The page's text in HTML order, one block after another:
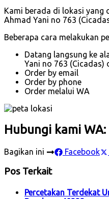
Kami berada di lokasi yang
Ahmad Yani no 763
Beberapa cara melakukan
Datang langsung ke
Yani no 763 (Cicadas)
Order by email
Order by phone
Order melalui WA
Hubungi kami
Bagikan ini Facebook
Pos Terkait
Percetakan Terdekat